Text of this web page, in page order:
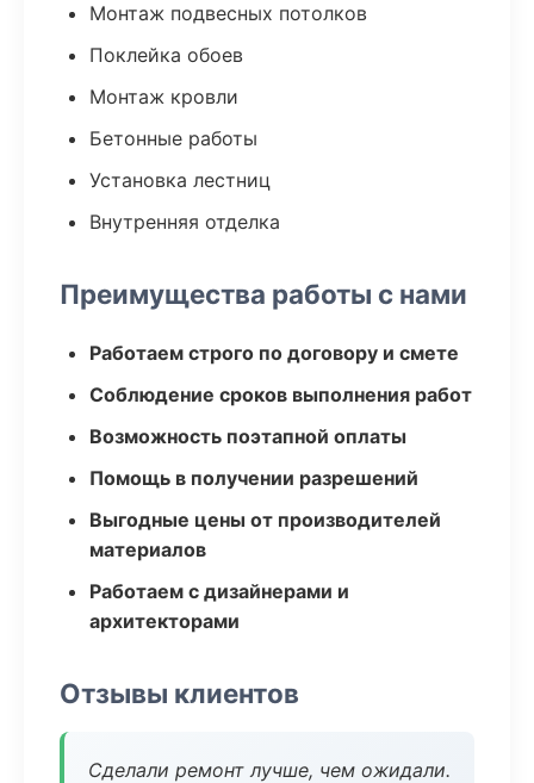
Монтаж подвесных потолков
Поклейка обоев
Монтаж кровли
Бетонные работы
Установка лестниц
Внутренняя отделка
Преимущества работы с нами
Работаем строго по договору и смете
Соблюдение сроков выполнения работ
Возможность поэтапной оплаты
Помощь в получении разрешений
Выгодные цены от производителей
материалов
Работаем с дизайнерами и
архитекторами
Отзывы клиентов
Сделали ремонт лучше, чем ожидали.